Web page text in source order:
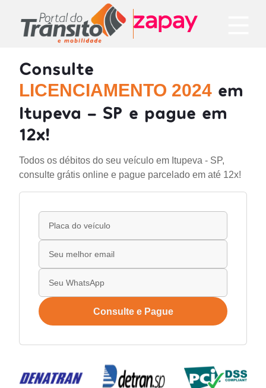
Consulte
LICENCIAMENTO 2024 em
Itupeva - SP e pague em
12x!
Todos os débitos do seu veículo em Itupeva - SP,
consulte grátis online e pague parcelado em até 12x!
Consulte e Pague